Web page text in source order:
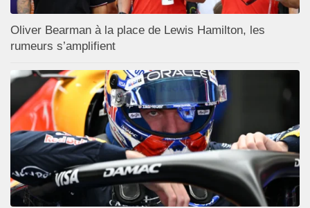
Oliver Bearman à la place de Lewis Hamilton, les
rumeurs s’amplifient